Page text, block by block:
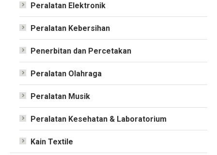
Peralatan Elektronik
Peralatan Kebersihan
Penerbitan dan Percetakan
Peralatan Olahraga
Peralatan Musik
Peralatan Kesehatan & Laboratorium
Kain Textile